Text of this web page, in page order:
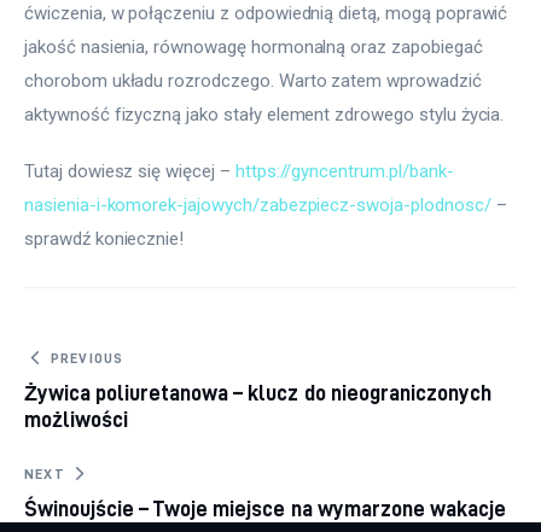
ćwiczenia, w połączeniu z odpowiednią dietą, mogą poprawić
jakość nasienia, równowagę hormonalną oraz zapobiegać
chorobom układu rozrodczego. Warto zatem wprowadzić
aktywność fizyczną jako stały element zdrowego stylu życia.
Tutaj dowiesz się więcej – https://gyncentrum.pl/bank-
nasienia-i-komorek-jajowych/zabezpiecz-swoja-plodnosc/ –
sprawdź koniecznie!
Nawigacja
wpisu
PREVIOUS
Żywica poliuretanowa – klucz do nieograniczonych
możliwości
NEXT
Świnoujście – Twoje miejsce na wymarzone wakacje